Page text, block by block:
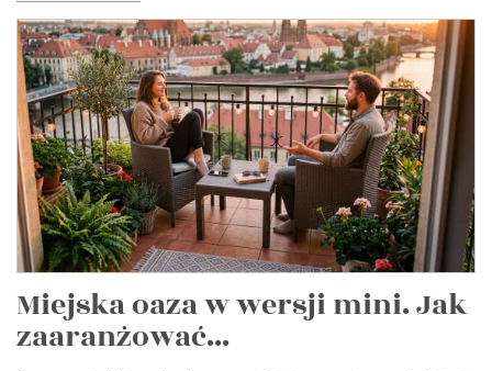
Miejska oaza w wersji mini. Jak
zaaranżować...